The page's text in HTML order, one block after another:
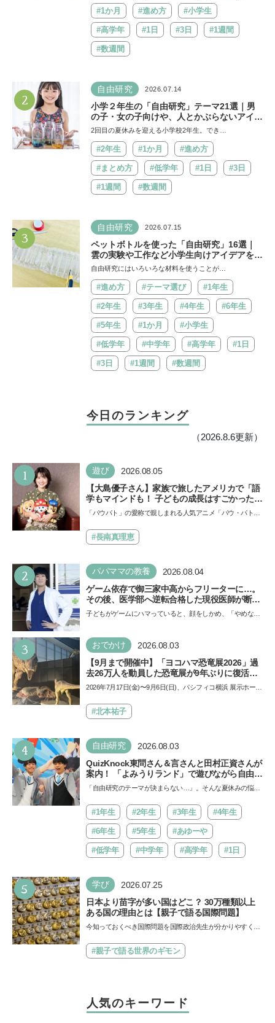
#1か月 #進め方 #小学生
#高学年 #1日 #3日 #1週間
#数週間
2 自由研究 2026.07.14
小学２年生の「自由研究」テーマ21選｜男
の子・女の子向けや、人とかぶらないアイデ
アも紹介
2回目の夏休みを迎える小学校2年生。でき…
#2年生 #1か月 #進め方
#まとめ方 #低学年 #1日 #3日
#1週間 #数週間
3 自由研究 2026.07.15
ペットボトルを使った「自由研究」16選｜
雲の実験や工作など小学生向けアイデアを紹
介
自由研究にはいろいろな材料を使うことが…
#進め方 #テーマ選び #1年生
#2年生 #3年生 #4年生 #6年生
#5年生 #1か月 #小学生
#低学年 #中学年 #高学年 #1日
#3日 #1週間 #数週間
今日のランキング
（2026.8.6更新）
1 遊び 2026.08.05
【大島優子さん】家族で旅したアメリカで「語
学もマインドも！ 子どもの成長はすごかった」
声優をつとめた映画『パウ・パトロール ザ・ダ
できると子どもに知ってほしい
「パウパト」の愛称で親しまれる人気アニメ「パウ・パトロ
ザ…
#長南真理恵
2 パパママの教養 2026.08.04
ゲーム依存で御三家中高からフリーターに…。
その後、医学部へ逆転合格した現役医師が断言
「ゲームの経験が受験勉強に役立った」そう考
子どもがゲームにハマっていると、顔をしかめ、「やめなさ
い…
3 おでかけ 2026.08.03
【9月まで開催中】「ヨコハマ恐竜展2026」過
去26万人を動員した恐竜展が9年ぶりに復活！
夏休みのおでかけで楽しむポイントを完全ガイ
2026年7月17日(金)〜9月6日(日)、パシフィコ横浜 展示ホール
催…
#北本祐子
4 自由研究 2026.08.03
QuizKnock東問さん＆言さんと田村正資さんが
案内！ 「よみうりランド」で遊びながら自由研
究が進む期間限定イベントが開催
「自由研究のテーマが決まらない…」。そんな夏休みの悩み
バ!!…
#1年生 #2年生 #3年生 #4年生
#6年生 #5年生 #あゆーや
#低学年 #中学年 #高学年 #1日
5 学び 2026.07.25
日本より苗字が多い国はどこ？ 30万種類以上
ある国の理由とは【親子で語る国際問題】
今知っておくべき国際問題を国際政治先生が分かりやすく解
類…
#親子で語る世界のギモン
人気のキーワード